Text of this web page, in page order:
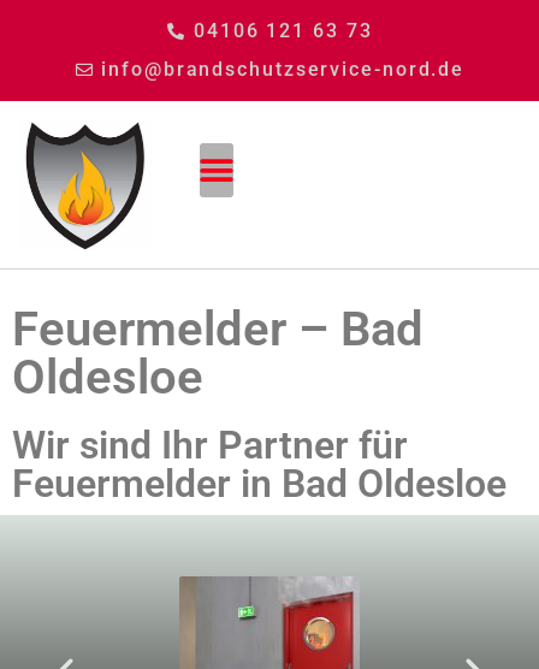
04106 121 63 73
info@brandschutzservice-nord.de
Feuermelder – Bad
Oldesloe
Wir sind Ihr Partner für
Feuermelder in Bad Oldesloe